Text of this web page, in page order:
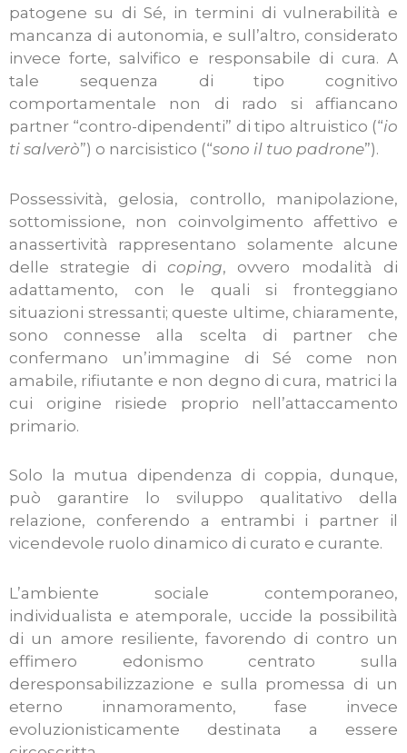
patogene su di Sé, in termini di vulnerabilità e
mancanza di autonomia, e sull’altro, considerato
invece forte, salvifico e responsabile di cura. A
tale sequenza di tipo cognitivo
comportamentale non di rado si affiancano
partner “contro-dipendenti” di tipo altruistico (“io
ti salverò”) o narcisistico (“sono il tuo padrone”).
Possessività, gelosia, controllo, manipolazione,
sottomissione, non coinvolgimento affettivo e
anassertività rappresentano solamente alcune
delle strategie di coping, ovvero modalità di
adattamento, con le quali si fronteggiano
situazioni stressanti; queste ultime, chiaramente,
sono connesse alla scelta di partner che
confermano un’immagine di Sé come non
amabile, rifiutante e non degno di cura, matrici la
cui origine risiede proprio nell’attaccamento
primario.
Solo la mutua dipendenza di coppia, dunque,
può garantire lo sviluppo qualitativo della
relazione, conferendo a entrambi i partner il
vicendevole ruolo dinamico di curato e curante.
L’ambiente sociale contemporaneo,
individualista e atemporale, uccide la possibilità
di un amore resiliente, favorendo di contro un
effimero edonismo centrato sulla
deresponsabilizzazione e sulla promessa di un
eterno innamoramento, fase invece
evoluzionisticamente destinata a essere